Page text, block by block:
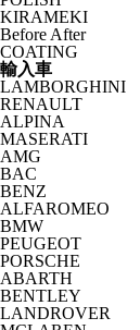
KIRAMEKI
Before After
COATING
輸入車
LAMBORGHINI
RENAULT
ALPINA
MASERATI
AMG
BAC
BENZ
ALFAROMEO
BMW
PEUGEOT
PORSCHE
ABARTH
BENTLEY
LANDROVER